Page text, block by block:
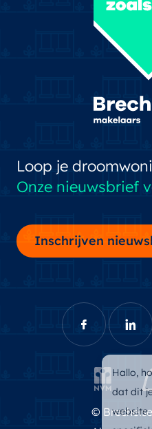
Loop je
Onze nieuwsbrief
Inschrijven
©
Hallo,
dat dit